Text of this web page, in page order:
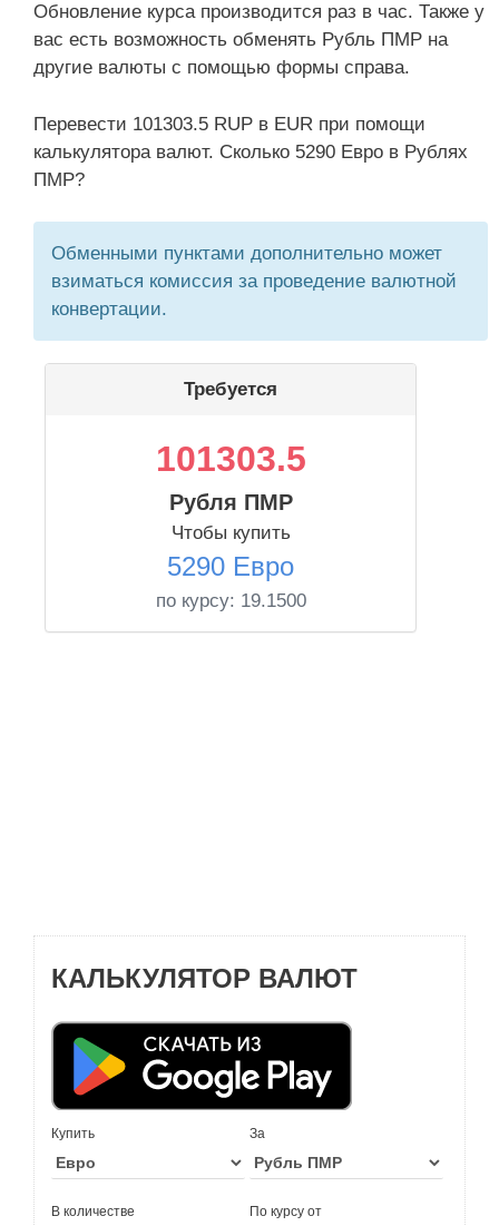
Обновление курса производится раз в час. Также у
вас есть возможность обменять Рубль ПМР на
другие валюты с помощью формы справа.
Перевести 101303.5 RUP в EUR при помощи
калькулятора валют. Сколько 5290 Евро в Рублях
ПМР?
Обменными пунктами дополнительно может
взиматься комиссия за проведение валютной
конвертации.
Требуется
101303.5
Рубля ПМР
Чтобы купить
5290 Евро
по курсу: 19.1500
КАЛЬКУЛЯТОР ВАЛЮТ
Купить За
В количестве По курсу от